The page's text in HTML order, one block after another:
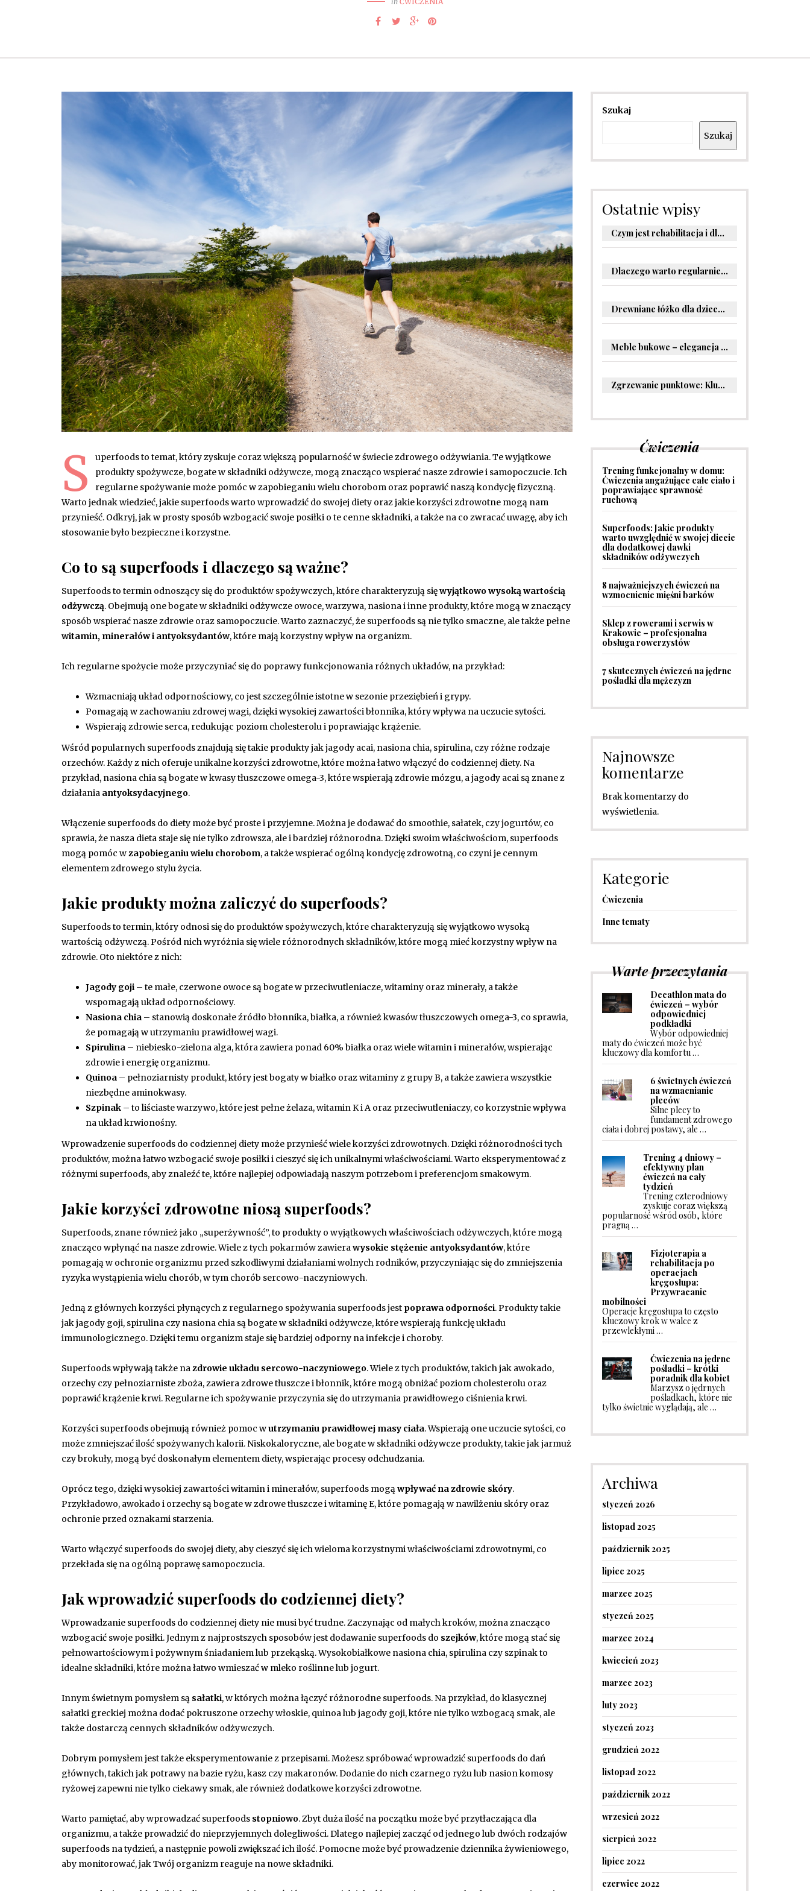
S
uperfoods to temat, który zyskuje coraz większą popularność w świecie zdrowego odżywiania. Te wyjątkowe
produkty spożywcze, bogate w składniki odżywcze, mogą znacząco wspierać nasze zdrowie i samopoczucie. Ich
regularne spożywanie może pomóc w zapobieganiu wielu chorobom oraz poprawić naszą kondycję fizyczną.
Warto jednak wiedzieć, jakie superfoods warto wprowadzić do swojej diety oraz jakie korzyści zdrowotne mogą nam
przynieść. Odkryj, jak w prosty sposób wzbogacić swoje posiłki o te cenne składniki, a także na co zwracać uwagę, aby ich
stosowanie było bezpieczne i korzystne.
Co to są superfoods i dlaczego są ważne?
Superfoods to termin odnoszący się do produktów spożywczych, które charakteryzują sięwyjątkowo wysoką wartością
odżywczą. Obejmują one bogate w składniki odżywcze owoce, warzywa, nasiona i inne produkty, które mogą w znaczący
sposób wspierać nasze zdrowie oraz samopoczucie. Warto zaznaczyć, że superfoods są nie tylko smaczne, ale także pełne
witamin, minerałów i antyoksydantów, które mają korzystny wpływ na organizm.
Ich regularne spożycie może przyczyniać się do poprawy funkcjonowania różnych układów, na przykład:
Wzmacniają układ odpornościowy, co jest szczególnie istotne w sezonie przeziębień i grypy.
Pomagają w zachowaniu zdrowej wagi, dzięki wysokiej zawartości błonnika, który wpływa na uczucie sytości.
Wspierają zdrowie serca, redukując poziom cholesterolu i poprawiając krążenie.
Wśród popularnych superfoods znajdują się takie produkty jak jagody acai, nasiona chia, spirulina, czy różne rodzaje
orzechów. Każdy z nich oferuje unikalne korzyści zdrowotne, które można łatwo włączyć do codziennej diety. Na
przykład, nasiona chia są bogate w kwasy tłuszczowe omega-3, które wspierają zdrowie mózgu, a jagody acai są znane z
działania antyoksydacyjnego.
Włączenie superfoods do diety może być proste i przyjemne. Można je dodawać do smoothie, sałatek, czy jogurtów, co
sprawia, że nasza dieta staje się nie tylko zdrowsza, ale i bardziej różnorodna. Dzięki swoim właściwościom, superfoods
mogą pomóc wzapobieganiu wielu chorobom, a także wspierać ogólną kondycję zdrowotną, co czyni je cennym
elementem zdrowego stylu życia.
Jakie produkty można zaliczyć do superfoods?
Superfoods to termin, który odnosi się do produktów spożywczych, które charakteryzują się wyjątkowo wysoką
wartością odżywczą. Pośród nich wyróżnia się wiele różnorodnych składników, które mogą mieć korzystny wpływ na
zdrowie. Oto niektóre z nich:
Jagody goji – te małe, czerwone owoce są bogate w przeciwutleniacze, witaminy oraz minerały, a także
wspomagają układ odpornościowy.
Nasiona chia – stanowią doskonałe źródło błonnika, białka, a również kwasów tłuszczowych omega-3, co sprawia,
że pomagają w utrzymaniu prawidłowej wagi.
Spirulina – niebiesko-zielona alga, która zawiera ponad 60% białka oraz wiele witamin i minerałów, wspierając
zdrowie i energię organizmu.
Quinoa – pełnoziarnisty produkt, który jest bogaty w białko oraz witaminy z grupy B, a także zawiera wszystkie
niezbędne aminokwasy.
Szpinak – to liściaste warzywo, które jest pełne żelaza, witamin K i A oraz przeciwutleniaczy, co korzystnie wpływa
na układ krwionośny.
Wprowadzenie superfoods do codziennej diety może przynieść wiele korzyści zdrowotnych. Dzięki różnorodności tych
produktów, można łatwo wzbogacić swoje posiłki i cieszyć się ich unikalnymi właściwościami. Warto eksperymentować z
różnymi superfoods, aby znaleźć te, które najlepiej odpowiadają naszym potrzebom i preferencjom smakowym.
Jakie korzyści zdrowotne niosą superfoods?
Superfoods, znane również jako „superżywność”, to produkty o wyjątkowych właściwościach odżywczych, które mogą
znacząco wpłynąć na nasze zdrowie. Wiele z tych pokarmów zawierawysokie stężenie antyoksydantów, które
pomagają w ochronie organizmu przed szkodliwymi działaniami wolnych rodników, przyczyniając się do zmniejszenia
ryzyka wystąpienia wielu chorób, w tym chorób sercowo-naczyniowych.
Jedną z głównych korzyści płynących z regularnego spożywania superfoods jest poprawa odporności. Produkty takie
jak jagody goji, spirulina czy nasiona chia są bogate w składniki odżywcze, które wspierają funkcję układu
immunologicznego. Dzięki temu organizm staje się bardziej odporny na infekcje i choroby.
Superfoods wpływają także nazdrowie układu sercowo-naczyniowego. Wiele z tych produktów, takich jak awokado,
orzechy czy pełnoziarniste zboża, zawiera zdrowe tłuszcze i błonnik, które mogą obniżać poziom cholesterolu oraz
poprawić krążenie krwi. Regularne ich spożywanie przyczynia się do utrzymania prawidłowego ciśnienia krwi.
Korzyści superfoods obejmują również pomoc wutrzymaniu prawidłowej masy ciała. Wspierają one uczucie sytości, co
może zmniejszać ilość spożywanych kalorii. Niskokaloryczne, ale bogate w składniki odżywcze produkty, takie jak jarmuż
czy brokuły, mogą być doskonałym elementem diety, wspierając procesy odchudzania.
Oprócz tego, dzięki wysokiej zawartości witamin i minerałów, superfoods mogąwpływać na zdrowie skóry.
Przykładowo, awokado i orzechy są bogate w zdrowe tłuszcze i witaminę E, które pomagają w nawilżeniu skóry oraz
ochronie przed oznakami starzenia.
Warto włączyć superfoods do swojej diety, aby cieszyć się ich wieloma korzystnymi właściwościami zdrowotnymi, co
przekłada się na ogólną poprawę samopoczucia.
Jak wprowadzić superfoods do codziennej diety?
Wprowadzanie superfoods do codziennej diety nie musi być trudne. Zaczynając od małych kroków, można znacząco
wzbogacić swoje posiłki. Jednym z najprostszych sposobów jest dodawanie superfoods do szejków, które mogą stać się
pełnowartościowym i pożywnym śniadaniem lub przekąską. Wysokobiałkowe nasiona chia, spirulina czy szpinak to
idealne składniki, które można łatwo wmieszać w mleko roślinne lub jogurt.
Innym świetnym pomysłem są sałatki, w których można łączyć różnorodne superfoods. Na przykład, do klasycznej
sałatki greckiej można dodać pokruszone orzechy włoskie, quinoa lub jagody goji, które nie tylko wzbogacą smak, ale
także dostarczą cennych składników odżywczych.
Dobrym pomysłem jest także eksperymentowanie z przepisami. Możesz spróbować wprowadzić superfoods do dań
głównych, takich jak potrawy na bazie ryżu, kasz czy makaronów. Dodanie do nich czarnego ryżu lub nasion komosy
ryżowej zapewni nie tylko ciekawy smak, ale również dodatkowe korzyści zdrowotne.
Warto pamiętać, aby wprowadzać superfoods stopniowo. Zbyt duża ilość na początku może być przytłaczająca dla
organizmu, a także prowadzić do nieprzyjemnych dolegliwości. Dlatego najlepiej zacząć od jednego lub dwóch rodzajów
superfoods na tydzień, a następnie powoli zwiększać ich ilość. Pomocne może być prowadzenie dziennika żywieniowego,
aby monitorować, jak Twój organizm reaguje na nowe składniki.
Szukaj
Szukaj
Ostatnie wpisy
Czym jest rehabilitacja i dlaczego jest kluczowa dla powrotu do zdrowia?
Dlaczego warto regularnie odwiedzać stomatologa?
Drewniane łóżko dla dziecka – oryginalne pomysły na aranżację pokoju malucha
Meble bukowe – elegancja i trwałość w Twoim wnętrzu
Zgrzewanie punktowe: Kluczowe informacje i zastosowania w przemyśle
Ćwiczenia
Trening funkcjonalny w domu:
Ćwiczenia angażujące całe ciało i
poprawiające sprawność
ruchową
Superfoods: Jakie produkty
warto uwzględnić w swojej diecie
dla dodatkowej dawki
składników odżywczych
8 najważniejszych ćwiczeń na
wzmocnienie mięśni barków
Sklep z rowerami i serwis w
Krakowie – profesjonalna
obsługa rowerzystów
7 skutecznych ćwiczeń na jędrne
pośladki dla mężczyzn
Najnowsze
komentarze
Brak komentarzy do
wyświetlenia.
Kategorie
Ćwiczenia
Inne tematy
Warte przeczytania
Decathlon mata do
ćwiczeń – wybór
odpowiedniej
podkładki
Wybór odpowiedniej
maty do ćwiczeń może być
kluczowy dla komfortu …
6 świetnych ćwiczeń
na wzmacnianie
pleców
Silne plecy to
fundament zdrowego
ciała i dobrej postawy, ale …
Trening 4 dniowy –
efektywny plan
ćwiczeń na cały
tydzień
Trening czterodniowy
zyskuje coraz większą
popularność wśród osób, które
pragną …
Fizjoterapia a
rehabilitacja po
operacjach
kręgosłupa:
Przywracanie
mobilności
Operacje kręgosłupa to często
kluczowy krok w walce z
przewlekłymi …
Ćwiczenia na jędrne
pośladki – krótki
poradnik dla kobiet
Marzysz o jędrnych
pośladkach, które nie
tylko świetnie wyglądają, ale …
Archiwa
styczeń 2026
listopad 2025
październik 2025
lipiec 2025
marzec 2025
styczeń 2025
marzec 2024
kwiecień 2023
marzec 2023
luty 2023
styczeń 2023
grudzień 2022
listopad 2022
październik 2022
wrzesień 2022
sierpień 2022
lipiec 2022
czerwiec 2022